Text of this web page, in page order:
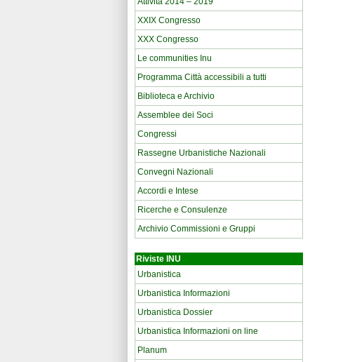
XXIX Congresso
XXX Congresso
Le communities Inu
Programma Città accessibili a tutti
Biblioteca e Archivio
Assemblee dei Soci
Congressi
Rassegne Urbanistiche Nazionali
Convegni Nazionali
Accordi e Intese
Ricerche e Consulenze
Archivio Commissioni e Gruppi
Riviste INU
Urbanistica
Urbanistica Informazioni
Urbanistica Dossier
Urbanistica Informazioni on line
Planum